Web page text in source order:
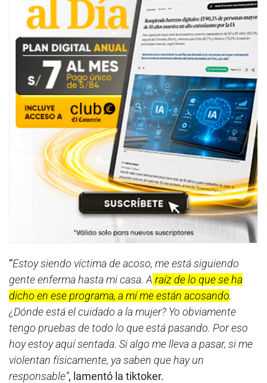
“Estoy siendo víctima de acoso, me está siguiendo
gente enferma hasta mi casa. A raíz de lo que se ha
dicho en ese programa, a mí me están acosando.
¿Dónde está el cuidado a la mujer? Yo obviamente
tengo pruebas de todo lo que está pasando. Por eso
hoy estoy aquí sentada. Si algo me lleva a pasar, si me
violentan físicamente, ya saben que hay un
responsable”, lamentó la tiktoker.